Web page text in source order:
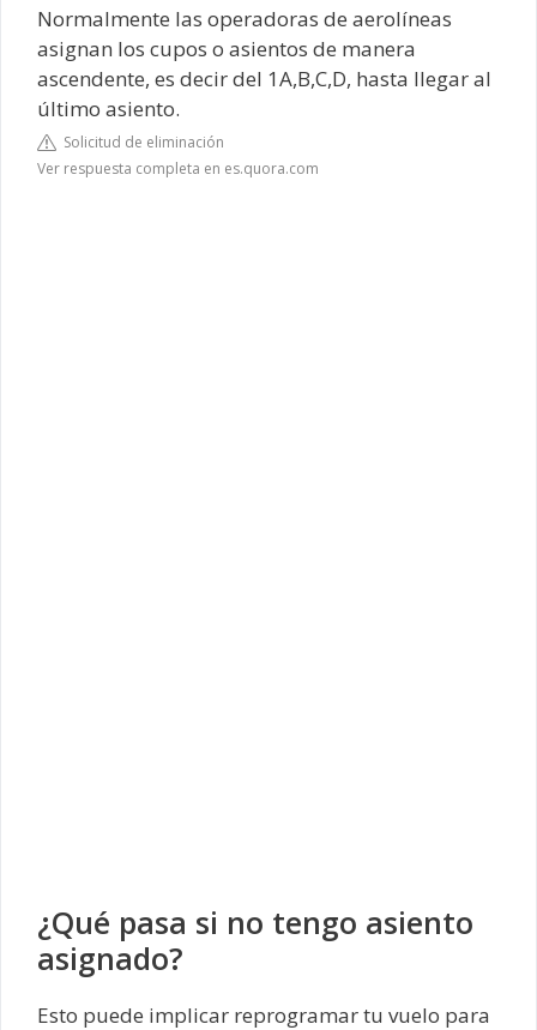
Normalmente las operadoras de aerolíneas
asignan los cupos o asientos de manera
ascendente, es decir del 1A,B,C,D, hasta llegar al
último asiento.
Solicitud de eliminación
Ver respuesta completa en es.quora.com
¿Qué pasa si no tengo asiento
asignado?
Esto puede implicar reprogramar tu vuelo para